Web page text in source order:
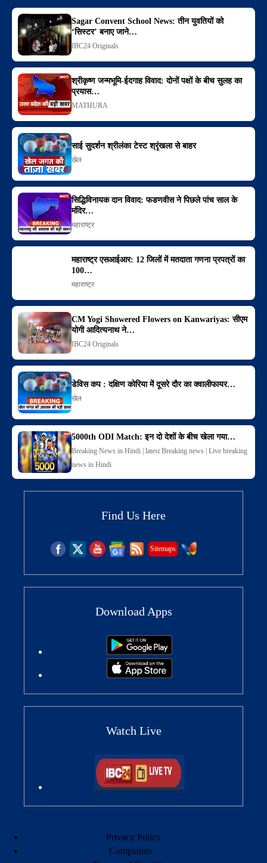
Sagar Convent School News: तीन युवतियों को
‘सिस्टर’ बनाए जाने…
IBC24 Originals
श्रीकृष्ण जन्मभूमि-ईदगाह विवाद: दोनों पक्षों के बीच सुलह का
प्रयास…
MATHURA
साई सुदर्शन श्रीलंका टेस्ट श्रृंखला से बाहर
खेल
सिद्धिविनायक दान विवाद: फडणवीस ने पिछले पांच साल के
मंदिर…
महाराष्ट्र
महाराष्ट्र एसआईआर: 12 जिलों में मतदाता गणना प्रपत्रों का
100…
महाराष्ट्र
CM Yogi Showered Flowers on Kanwariyas: सीएम
योगी आदित्यनाथ ने…
IBC24 Originals
डेविस कप : दक्षिण कोरिया में दूसरे दौर का क्वालीफायर…
खेल
5000th ODI Match: इन दो देशों के बीच खेला गया…
Breaking News in Hindi | latest Breaking news | Live breaking
news in Hindi
Find Us Here
Sitemaps
Download Apps
Watch Live
Privacy Policy
Complaints